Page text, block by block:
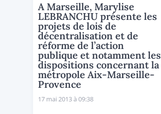
A Marseille, Marylise
LEBRANCHU présente les
projets de lois de
décentralisation et de
réforme de l’action
publique et notamment les
dispositions concernant la
métropole Aix-Marseille-
Provence
17 mai 2013 à 09:38